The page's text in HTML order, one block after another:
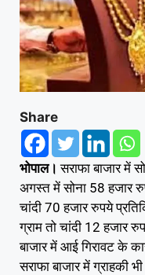
Share
भोपाल। सराफा बाजार में
अगस्त में सोना 58 हजार
चांदी 70 हजार रुपये
ग्राम तो चांदी 12 हजार
बाजार में आई गिरावट के
सराफा बाजार में ग्राहकी